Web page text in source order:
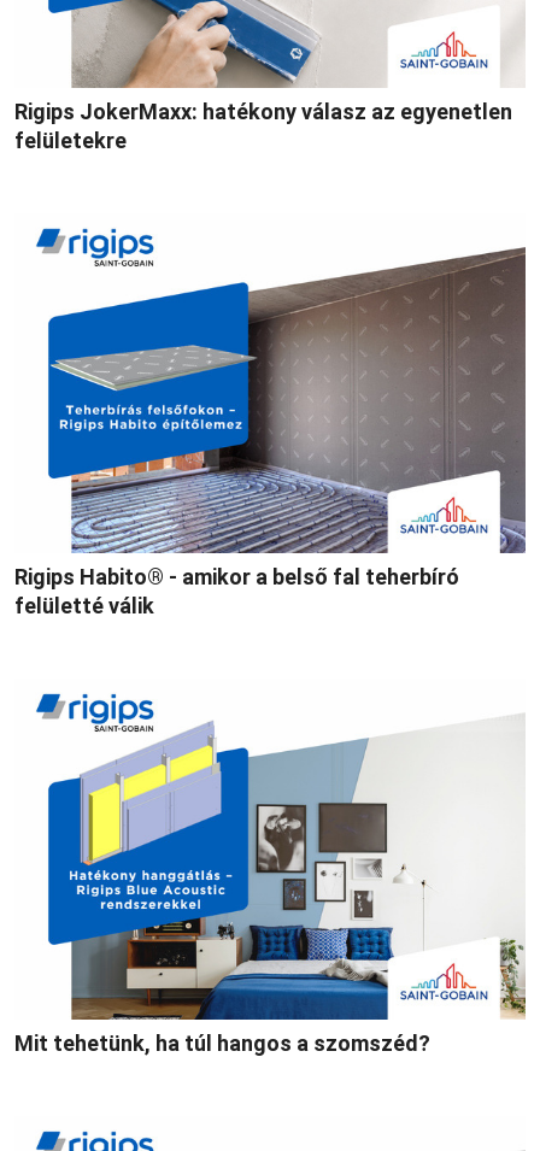
Rigips JokerMaxx: hatékony válasz az egyenetlen
felületekre
Rigips Habito® - amikor a belső fal teherbíró
felületté válik
Mit tehetünk, ha túl hangos a szomszéd?